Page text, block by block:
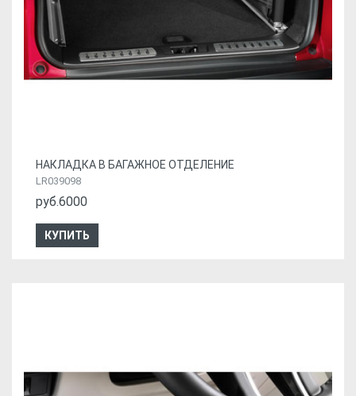
НАКЛАДКА В БАГАЖНОЕ ОТДЕЛЕНИЕ
LR039098
руб.6000
КУПИТЬ